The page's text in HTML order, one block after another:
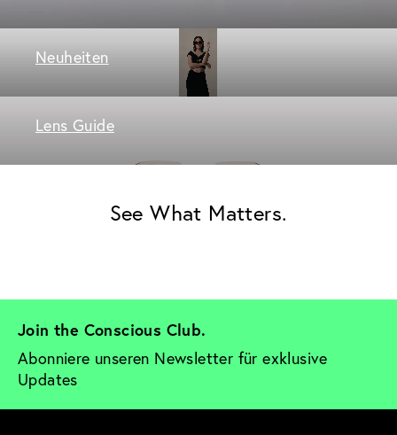
Neuheiten
Lens Guide
See What Matters.
Join the Conscious Club.
Abonniere unseren Newsletter für exklusive
Updates